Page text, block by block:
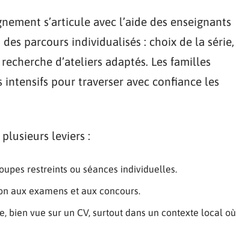
s’articule avec l’aide des enseignants
parcours individualisés : choix de la série,
d’ateliers adaptés. Les familles
pour traverser avec confiance les
leviers :
restreints ou séances individuelles.
aux examens et aux concours.
bien vue sur un CV, surtout dans un contexte local où